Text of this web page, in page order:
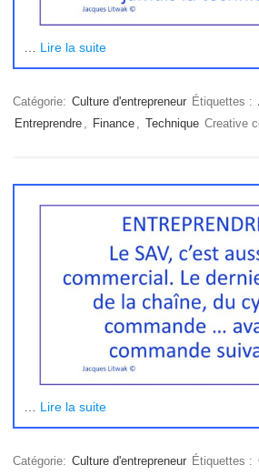
Lire la suite
Catégorie: Culture d'entrepreneur Étiquettes :
Entreprendre
Finance Technique Creative
Lire la suite
Catégorie: Culture d'entrepreneur Étiquettes :